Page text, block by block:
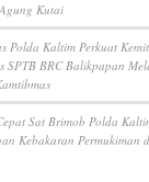
Kutai
Polda Kaltim Perkuat
SPTB BRC Balikpapan
Sat Brimob Polda
Kebakaran Permukiman